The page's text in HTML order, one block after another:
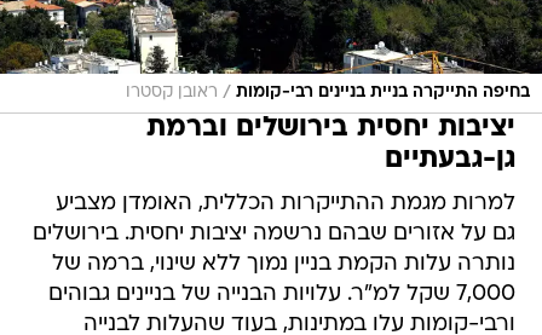
בחיפה התייקרה בניית בניינים רבי-קומות / ראובן קסטרו
יציבות יחסית בירושלים וברמת
גן-גבעתיים
למרות מגמת ההתייקרות הכללית, האומדן מצביע
גם על אזורים שבהם נרשמה יציבות יחסית. בירושלים
נותרה עלות הקמת בניין נמוך ללא שינוי, ברמה של
7,000 שקל למ"ר. עלויות הבנייה של בניינים גבוהים
ורבי-קומות עלו במתינות, בעוד שהעלות לבנייה